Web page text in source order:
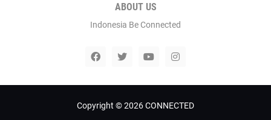
ABOUT US
Indonesia Be Connected
Copyright ©2026CONNECTED